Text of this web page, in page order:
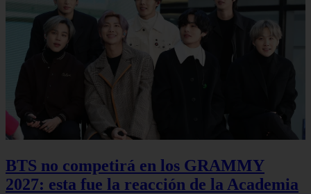
BTS no competirá en los GRAMMY
2027: esta fue la reacción de la Academia